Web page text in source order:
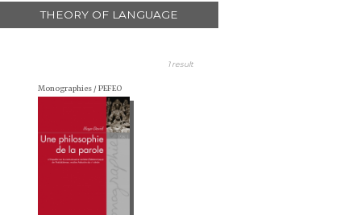
THEORY OF LANGUAGE
1 result
Monographies / PEFEO